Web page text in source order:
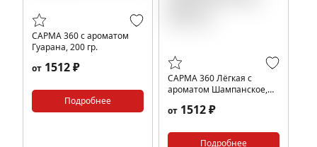
САРМА 360 с ароматом
Гуарана, 200 гр.
от 1512 ₽
Подробнее
САРМА 360 Лёгкая с
ароматом Шампанское,
от 1512 ₽
Подробнее